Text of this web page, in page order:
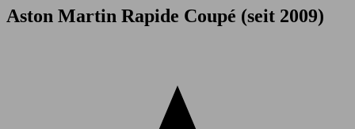
Aston Martin Rapide Coupé (seit 2009)